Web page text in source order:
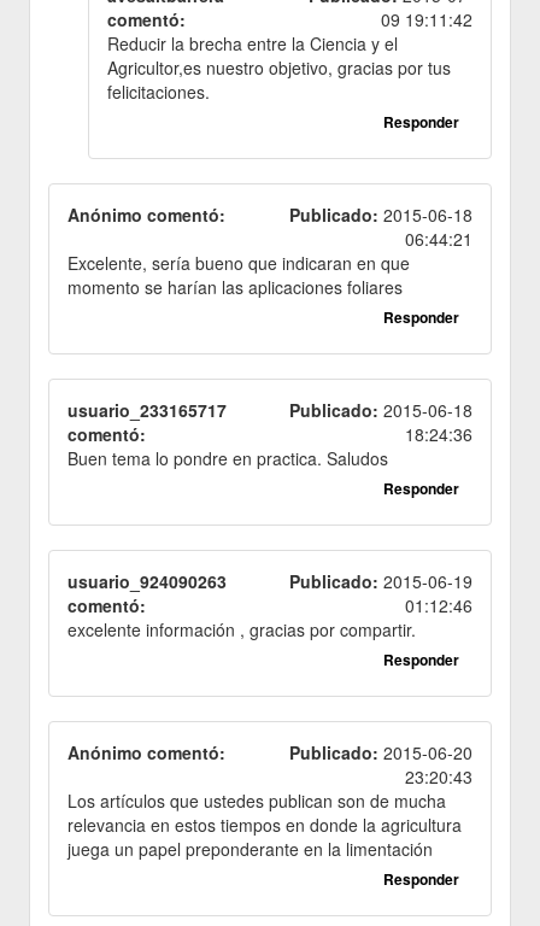
comentó:
09 19:11:42
Reducir la brecha entre la Ciencia y el
Agricultor,es nuestro objetivo, gracias por tus
felicitaciones.
Responder
Anónimo comentó: Publicado: 2015-06-18
06:44:21
Excelente, sería bueno que indicaran en que
momento se harían las aplicaciones foliares
Responder
usuario_233165717
comentó:
Publicado: 2015-06-18
18:24:36
Buen tema lo pondre en practica. Saludos
Responder
usuario_924090263
comentó:
Publicado: 2015-06-19
01:12:46
excelente información , gracias por compartir.
Responder
Anónimo comentó: Publicado: 2015-06-20
23:20:43
Los artículos que ustedes publican son de mucha
relevancia en estos tiempos en donde la agricultura
juega un papel preponderante en la limentación
Responder